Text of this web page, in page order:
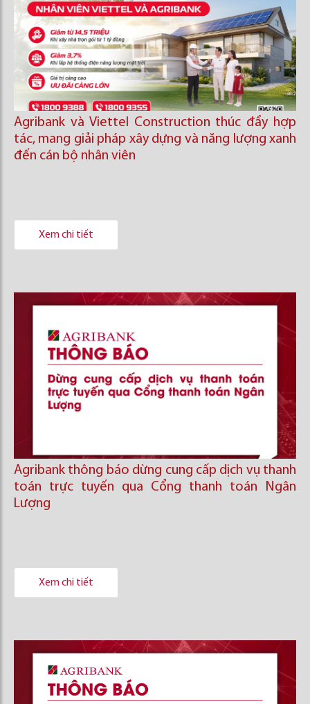
Agribank và Viettel Construction thúc đẩy hợp
tác, mang giải pháp xây dựng và năng lượng xanh
đến cán bộ nhân viên
Xem chi tiết
Agribank thông báo dừng cung cấp dịch vụ thanh
toán trực tuyến qua Cổng thanh toán Ngân
Lượng
Xem chi tiết